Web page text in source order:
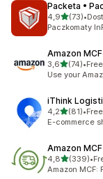
Packeta •
4,9na 5(73)
Łączna liczba
•
Paczkomaty
Amazon
3,6na 5(74)
Łączna liczba
•
Use your
iThink
4,2na 5(81)
Łączna liczba
•
E-commerce
Amazon
4,8na 5(339)
Łączna liczba
•
Amazon MCF: